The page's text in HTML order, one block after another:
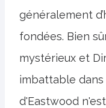
généralement
fondées. Bien
mystérieux et
imbattable dans
d'Eastwood